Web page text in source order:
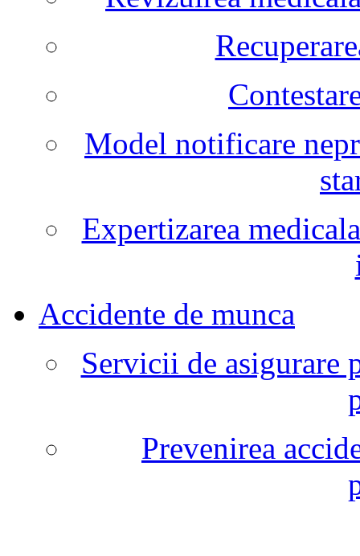
Model notificare
Expertizarea
Accidente de munca
Servicii de asigurare
Prevenirea